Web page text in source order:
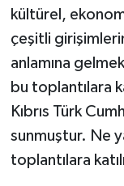
kültürel,
çeşitli
anlamına
bu toplantılara
Kıbrıs Türk
sunmuştur. Ne
toplantılara